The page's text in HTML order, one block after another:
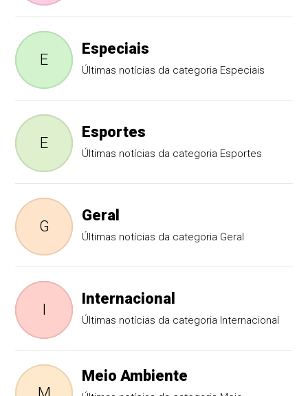
E
Especiais
Últimas notícias da categoria Especiais
E
Esportes
Últimas notícias da categoria Esportes
G
Geral
Últimas notícias da categoria Geral
I
Internacional
Últimas notícias da categoria Internacional
Meio Ambiente